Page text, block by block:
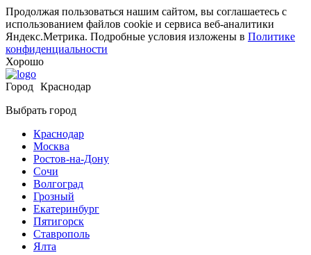
Продолжая пользоваться нашим сайтом, вы соглашаетесь с
использованием файлов cookie и сервиса веб-аналитики
Яндекс.Метрика. Подробные условия изложены в Политике
конфиденциальности
Хорошо
Город Краснодар
Выбрать город
Краснодар
Москва
Ростов-на-Дону
Сочи
Волгоград
Грозный
Екатеринбург
Пятигорск
Ставрополь
Ялта